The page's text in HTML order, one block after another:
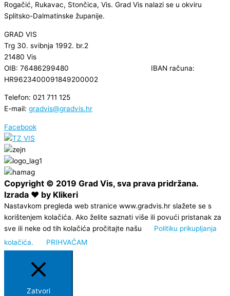
Rogačić, Rukavac, Stončica, Vis. Grad Vis nalazi se u okviru
Splitsko-Dalmatinske županije.
GRAD VIS
Trg 30. svibnja 1992. br.2
21480 Vis
OIB: 76486299480 IBAN računa:
HR9623400091849200002
Telefon: 021 711 125
E-mail: gradvis@gradvis.hr
Facebook
Copyright © 2019 Grad Vis, sva prava pridržana.
Izrada ❤ by Klikeri
Nastavkom pregleda web stranice www.gradvis.hr slažete se s
korištenjem kolačića. Ako želite saznati više ili povući pristanak za
sve ili neke od tih kolačića pročitajte našu
Politiku prikupljanja
kolačića.
PRIHVAĆAM
Zatvori